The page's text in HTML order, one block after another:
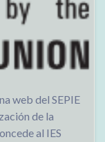
web del SEPIE
de la
al IES